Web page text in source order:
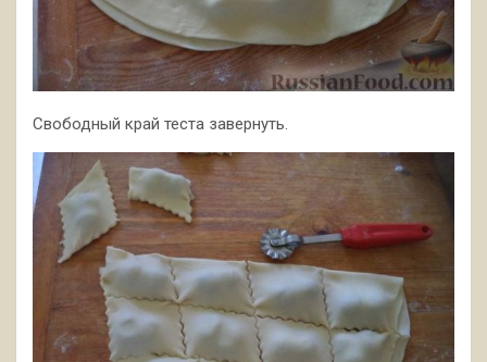
Свободный край теста завернуть.